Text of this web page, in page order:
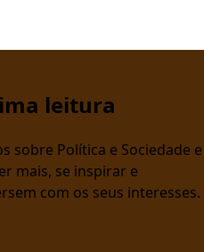
leitura
sobre Política e Sociedade e
mais, se inspirar e
com os seus interesses.